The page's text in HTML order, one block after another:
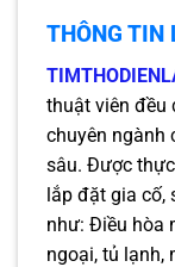
THÔNG TIN
thuật viên đều
chuyên ngành
sâu. Được
lắp đặt gia cố,
như: Điều hòa
ngoại, tủ lạnh,